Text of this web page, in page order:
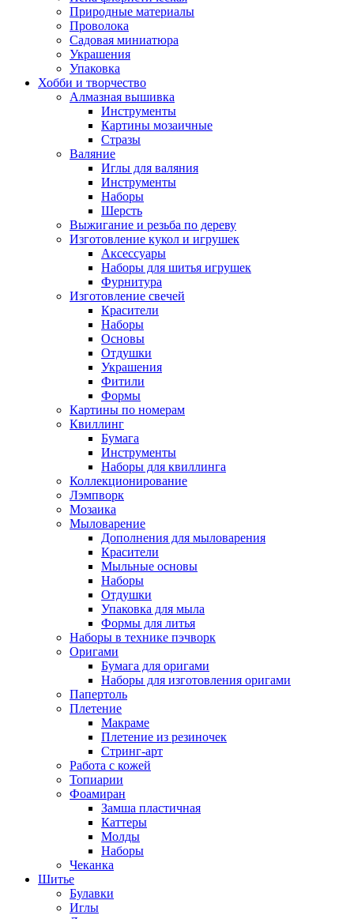
Природные материалы
Проволока
Садовая миниатюра
Украшения
Упаковка
Хобби и творчество
Алмазная вышивка
Инструменты
Картины мозаичные
Стразы
Валяние
Иглы для валяния
Инструменты
Наборы
Шерсть
Выжигание и резьба по дереву
Изготовление кукол и игрушек
Аксессуары
Наборы для шитья игрушек
Фурнитура
Изготовление свечей
Красители
Наборы
Основы
Отдушки
Украшения
Фитили
Формы
Картины по номерам
Квиллинг
Бумага
Инструменты
Наборы для квиллинга
Коллекционирование
Лэмпворк
Мозаика
Мыловарение
Дополнения для мыловарения
Красители
Мыльные основы
Наборы
Отдушки
Упаковка для мыла
Формы для литья
Наборы в технике пэчворк
Оригами
Бумага для оригами
Наборы для изготовления оригами
Папертоль
Плетение
Макраме
Плетение из резиночек
Стринг-арт
Работа с кожей
Топиарии
Фоамиран
Замша пластичная
Каттеры
Молды
Наборы
Чеканка
Шитье
Булавки
Иглы